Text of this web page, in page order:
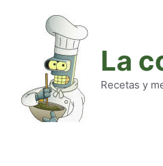
La
Recetas y